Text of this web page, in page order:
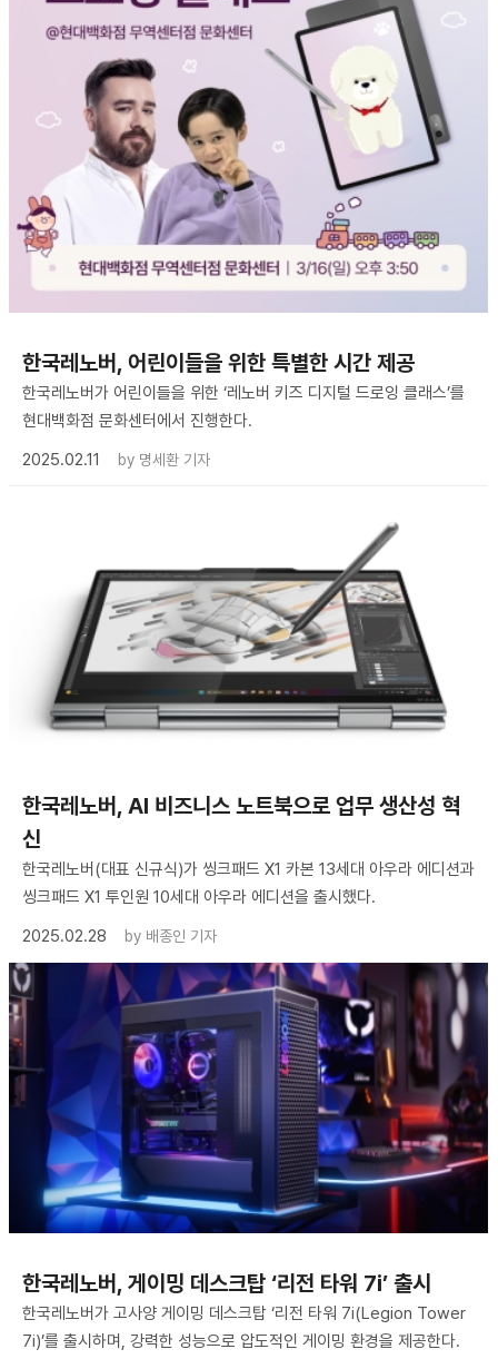
한국레노버, 어린이들을 위한 특별한 시간 제공
한국레노버가 어린이들을 위한 ‘레노버 키즈 디지털 드로잉 클래스’를
현대백화점 문화센터에서 진행한다.
2025.02.11
by 명세환 기자
한국레노버, AI 비즈니스 노트북으로 업무 생산성 혁
신
한국레노버(대표 신규식)가 씽크패드 X1 카본 13세대 아우라 에디션과
씽크패드 X1 투인원 10세대 아우라 에디션을 출시했다.
2025.02.28
by 배종인 기자
한국레노버, 게이밍 데스크탑 ‘리전 타워 7i’ 출시
한국레노버가 고사양 게이밍 데스크탑 ‘리전 타워 7i(Legion Tower
7i)’를 출시하며, 강력한 성능으로 압도적인 게이밍 환경을 제공한다.